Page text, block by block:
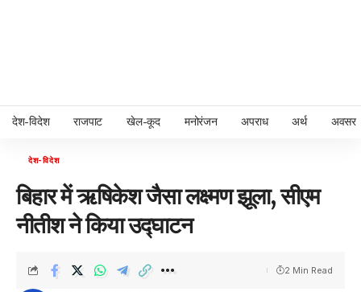
देश-विदेश राजपाट खेल-कूद मनोरंजन अपराध अर्थ अवसर
देश-विदेश
बिहार में ऋषिकेश जैसा लक्ष्मण झूला, सीएम
नीतीश ने किया उद्घाटन
2 Min Read